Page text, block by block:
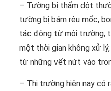
– Tường bị thấm dột
tường bị bám rêu mốc,
tác động từ môi trường,
một thời gian không xử
từ những vết nứt vào
– Thị trường hiện nay có